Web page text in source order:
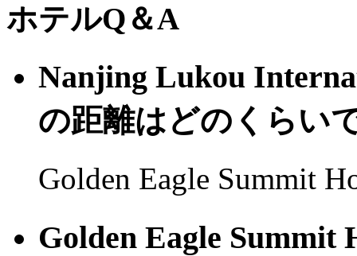
ホテルQ＆A
Nanjing Lukou
の距離はどのくらい
Golden Eagle Summit
Golden Eagle